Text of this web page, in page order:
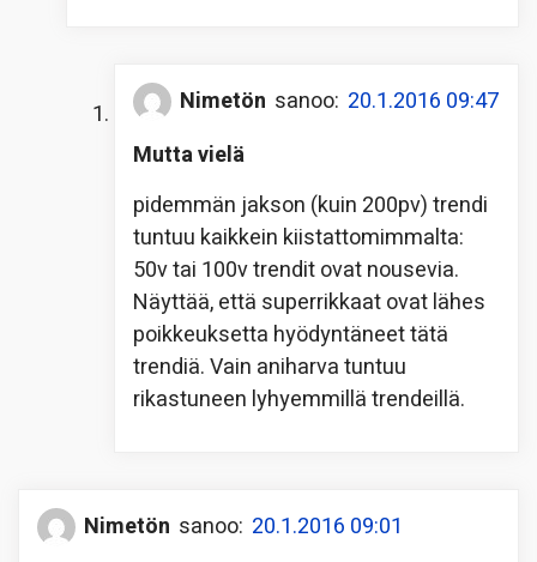
Nimetön sanoo: 20.1.2016 09:47
Mutta vielä
pidemmän jakson (kuin 200pv) trendi
tuntuu kaikkein kiistattomimmalta:
50v tai 100v trendit ovat nousevia.
Näyttää, että superrikkaat ovat lähes
poikkeuksetta hyödyntäneet tätä
trendiä. Vain aniharva tuntuu
rikastuneen lyhyemmillä trendeillä.
Nimetön sanoo: 20.1.2016 09:01